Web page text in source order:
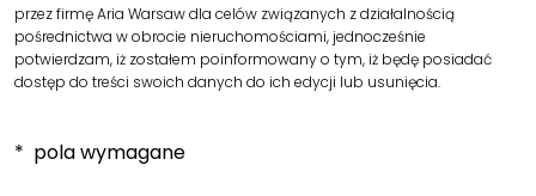
przez firmę Aria Warsaw dla celów związanych z działalnością
pośrednictwa w obrocie nieruchomościami, jednocześnie
potwierdzam, iż zostałem poinformowany o tym, iż będę posiadać
dostęp do treści swoich danych do ich edycji lub usunięcia.
* pola wymagane